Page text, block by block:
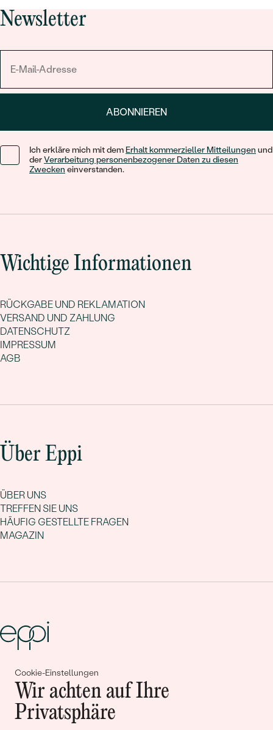
Cookie-Einstellungen
Wir achten auf Ihre
Privatsphäre
Newsletter
ABONNIEREN
Ich erkläre mich mit dem Erhalt kommerzieller Mitteilungen und
derVerarbeitung personenbezogener Daten zu diesen
Zwecken einverstanden.
Wichtige Informationen
RÜCKGABE UND REKLAMATION
VERSAND UND ZAHLUNG
DATENSCHUTZ
IMPRESSUM
AGB
Über Eppi
ÜBER UNS
TREFFEN SIE UNS
HÄUFIG GESTELLTE FRAGEN
MAGAZIN
Gemeinsam erschaffen wir
Geschichten von Schönheit und
Liebe